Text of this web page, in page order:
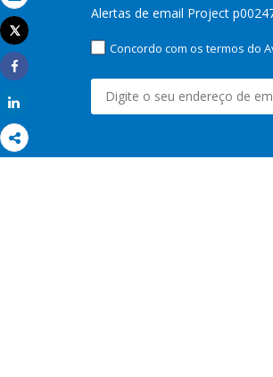
Email
Imprimir
Tweet
Share
Alertas de email Project
Concordo com os termos do